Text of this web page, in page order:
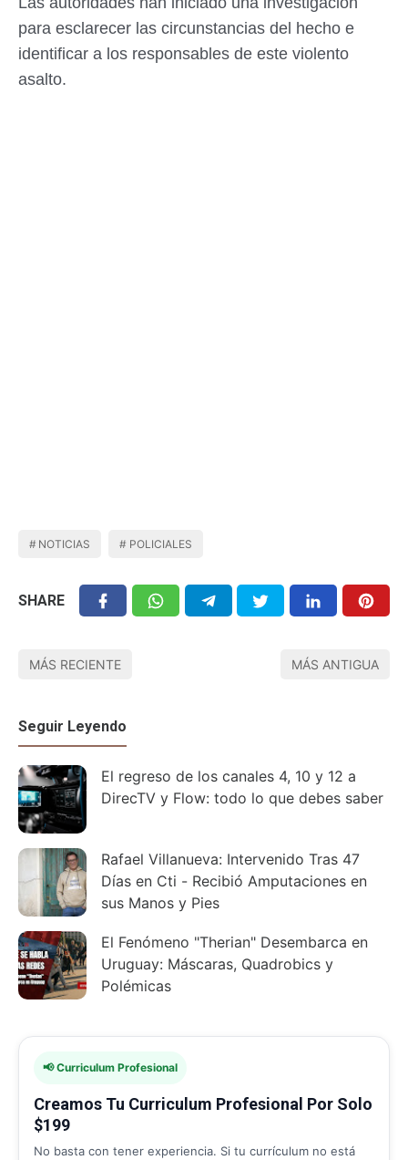
para esclarecer las circunstancias del hecho e
identificar a los responsables de este violento
asalto.
NOTICIAS POLICIALES
SHARE
MÁS RECIENTE MÁS ANTIGUA
Seguir Leyendo
El regreso de los canales 4, 10 y 12 a
DirecTV y Flow: todo lo que debes saber
Rafael Villanueva: Intervenido Tras 47
Días en Cti - Recibió Amputaciones en
sus Manos y Pies
El Fenómeno "Therian" Desembarca en
Uruguay: Máscaras, Quadrobics y
Polémicas
📢 Curriculum Profesional
Creamos Tu Curriculum Profesional Por Solo
$199
No basta con tener experiencia. Si tu currículum no está